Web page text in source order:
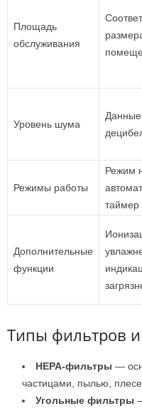
Площадь
обслуживания
Уровень шума
Режимы работы
Режим
таймер
Дополнительные
функции
Типы фильтров
HEPA-фильтры —
частицами, пылью,
Угольные фильтры